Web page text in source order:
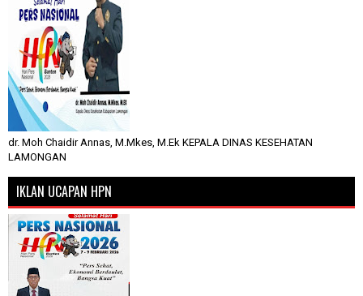
dr. Moh Chaidir Annas, M.Mkes, M.Ek KEPALA DINAS KESEHATAN
LAMONGAN
IKLAN UCAPAN HPN